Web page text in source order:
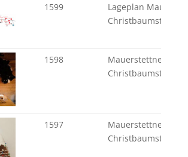
1599
Lageplan
Christbaumstadel
1598
Mauerstettner
Christbaumstadel
1597
Mauerstettner
Christbaumstadel